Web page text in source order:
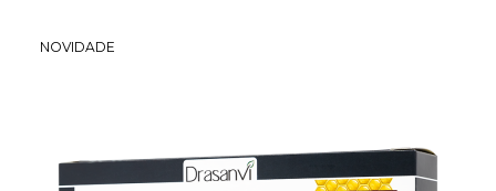
NOVIDADE